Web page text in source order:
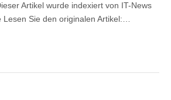
Artikel wurde indexiert von IT-News
Sie den originalen Artikel:…